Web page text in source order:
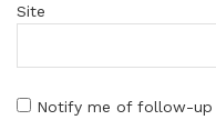
Site
Notify me of follow-up